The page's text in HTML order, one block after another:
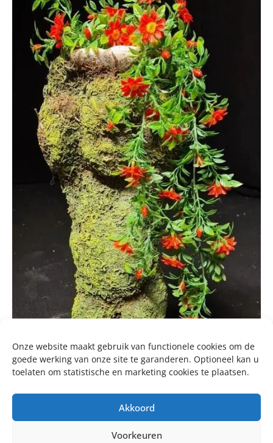
Onze website maakt gebruik van functionele cookies om de
goede werking van onze site te garanderen. Optioneel kan u
toelaten om statistische en marketing cookies te plaatsen.
Akkoord
Voorkeuren